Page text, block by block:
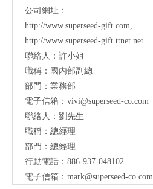
公司網址：
http://www.superseed-gift.com
http://www.superseed-gift.ttnet.net
聯絡人：許小姐
職稱：國內部副總
部門：業務部
電子信箱： vivi@superseed-co.com
聯絡人：劉先生
職稱：總經理
部門：總經理
行動電話：886-937-048102
電子信箱： mark@superseed-co.com